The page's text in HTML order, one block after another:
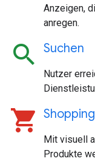
Anzeigen,
anregen.
search Suchen
Nutzer
shopping_cart Shopping
Mit visuell
Produkte